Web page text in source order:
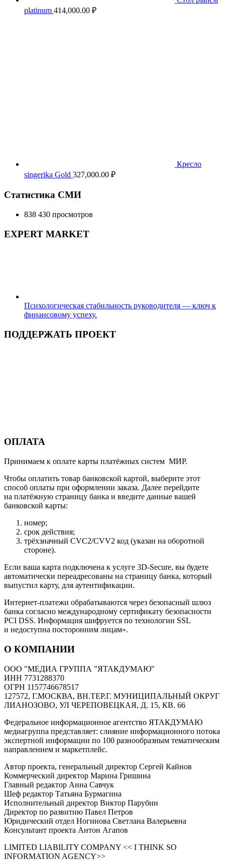
platinum 414,000.00 ₽
Кресло
singerika Gold 327,000.00 ₽
Статистика СМИ
838 430 просмотров
EXPERT MARKET
Психологическая стабильность руководителя — ключ к
финансовому успеху.
ПОДДЕРЖАТЬ ПРОЕКТ
ОПЛАТА
Принимаем к оплате карты платёжных систем МИР.
Чтобы оплатить товар банковской картой, выберите этот
способ оплаты при оформлении заказа. Далее перейдите
на платёжную страницу банка и введите данные вашей
банковской карты:
номер;
срок действия;
трёхзначный CVC2/CVV2 код (указан на оборотной
стороне).
Если ваша карта подключена к услуге 3D-Secure, вы будете
автоматически переадресованы на страницу банка, который
выпустил карту, для аутентификации.
Интернет-платежи обрабатываются через безопасный шлюз
банка согласно международному сертификату безопасности
PCI DSS. Информация шифруется по технологии SSL
и недоступна посторонним лицам».
О КОМПАНИИ
ООО "МЕДИА ГРУППА "ЯТАКДУМАЮ"
ИНН 7731288370
ОГРН 1157746678517
127572, Г.МОСКВА, ВН.ТЕР.Г. МУНИЦИПАЛЬНЫЙ ОКРУГ
ЛИАНОЗОВО, УЛ ЧЕРЕПОВЕЦКАЯ, Д. 15, КВ. 66
Федеральное информационное агентство ЯТАКДУМАЮ
медиагруппа представляет: слияние информационного потока
экспертной информации по 100 разнообразным тематическим
направлением и маркетплейс.
Автор проекта, генеральный директор Сергей Кайнов
Коммерческий директор Марина Гришина
Главный редактор Анна Савчук
Шеф редактор Татьяна Бурмагина
Исполнительный директор Виктор Парубин
Директор по развитию Павел Петров
Юридический отдел Ногинова Светлана Валерьевна
Консультант проекта Антон Агапов
LIMITED LIABILITY COMPANY << I THINK SO
INFORMATION AGENCY>>